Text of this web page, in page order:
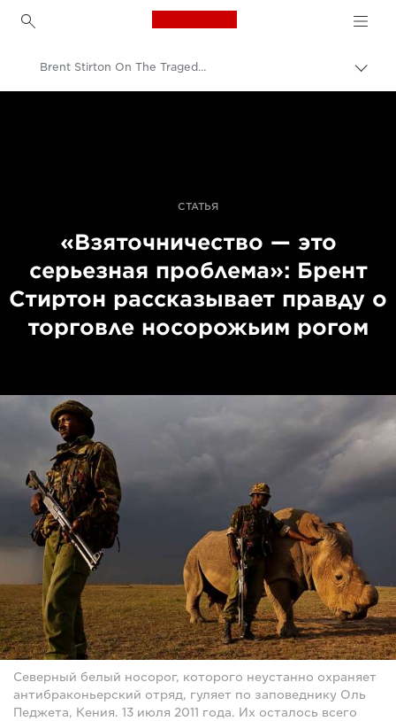
Canon Logo, back to
Brent Stirton On The Tragedy Of Rhino Poaching
СТАТЬЯ
«Взяточничество — это
серьезная проблема»: Брент
Стиртон рассказывает правду о
торговле носорожьим рогом
Северный белый носорог, которого неустанно охраняет
антибраконьерский отряд, гуляет по заповеднику Оль
Педжета, Кения. 13 июля 2011 года. Их осталось всего